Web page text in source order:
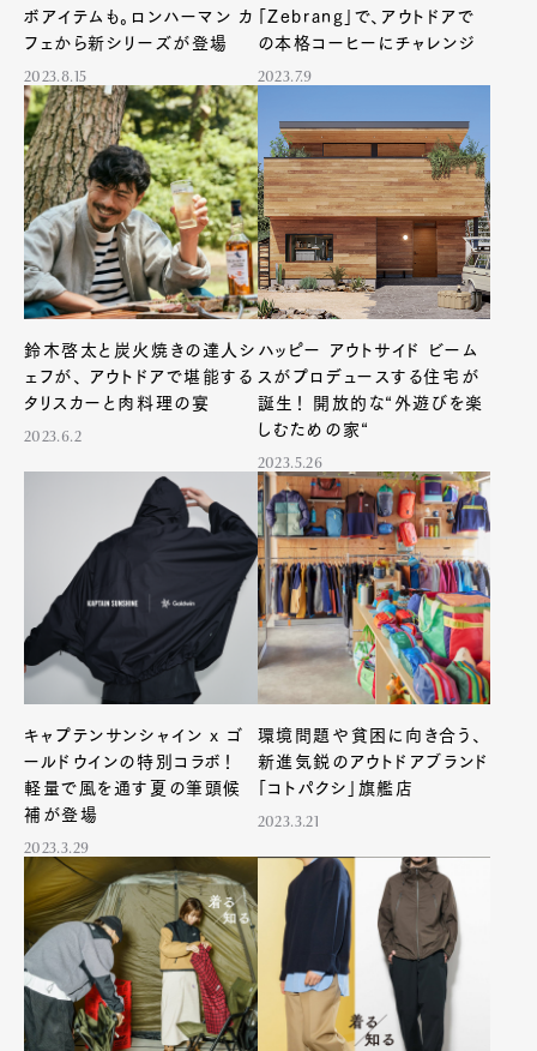
ボアイテムも。ロンハーマン カ
フェから新シリーズが登場
2023.8.15
「Zebrang」で、アウトドアで
の本格コーヒーにチャレンジ
2023.7.9
鈴木啓太と炭火焼きの達人シ
ェフが、 アウトドアで堪能する
タリスカーと肉料理の宴
2023.6.2
ハッピー アウトサイド ビーム
スがプロデュースする住宅が
誕生！ 開放的な“外遊びを楽
しむための家“
2023.5.26
キャプテンサンシャイン x ゴ
ールドウインの特別コラボ！
軽量で風を通す夏の筆頭候
補が登場
2023.3.29
環境問題や貧困に向き合う、
新進気鋭のアウトドアブランド
「コトパクシ」旗艦店
2023.3.21